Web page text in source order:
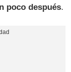
poco después.